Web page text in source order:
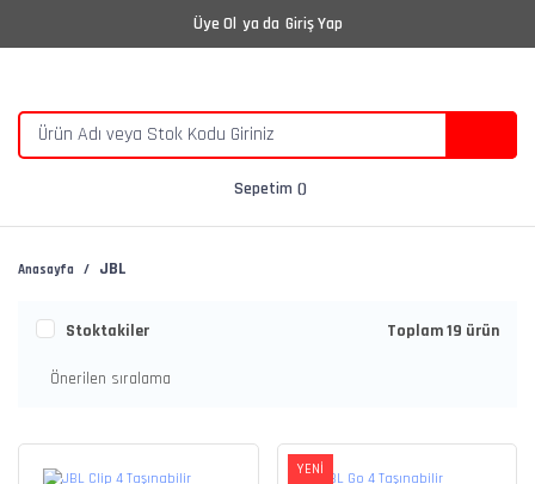
Üye Ol ya da Giriş Yap
Sepetim
Anasayfa JBL
Stoktakiler Toplam 19 ürün
YENİ